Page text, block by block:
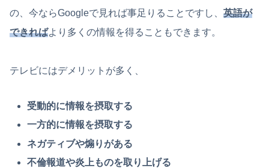
の、今ならGoogleで見れば事足りることですし、 英語が
できればより多くの情報を得ることもできます。
テレビにはデメリットが多く、
受動的に情報を摂取する
一方的に情報を摂取する
ネガティブや煽りがある
不倫報道や炎上ものを取り上げる